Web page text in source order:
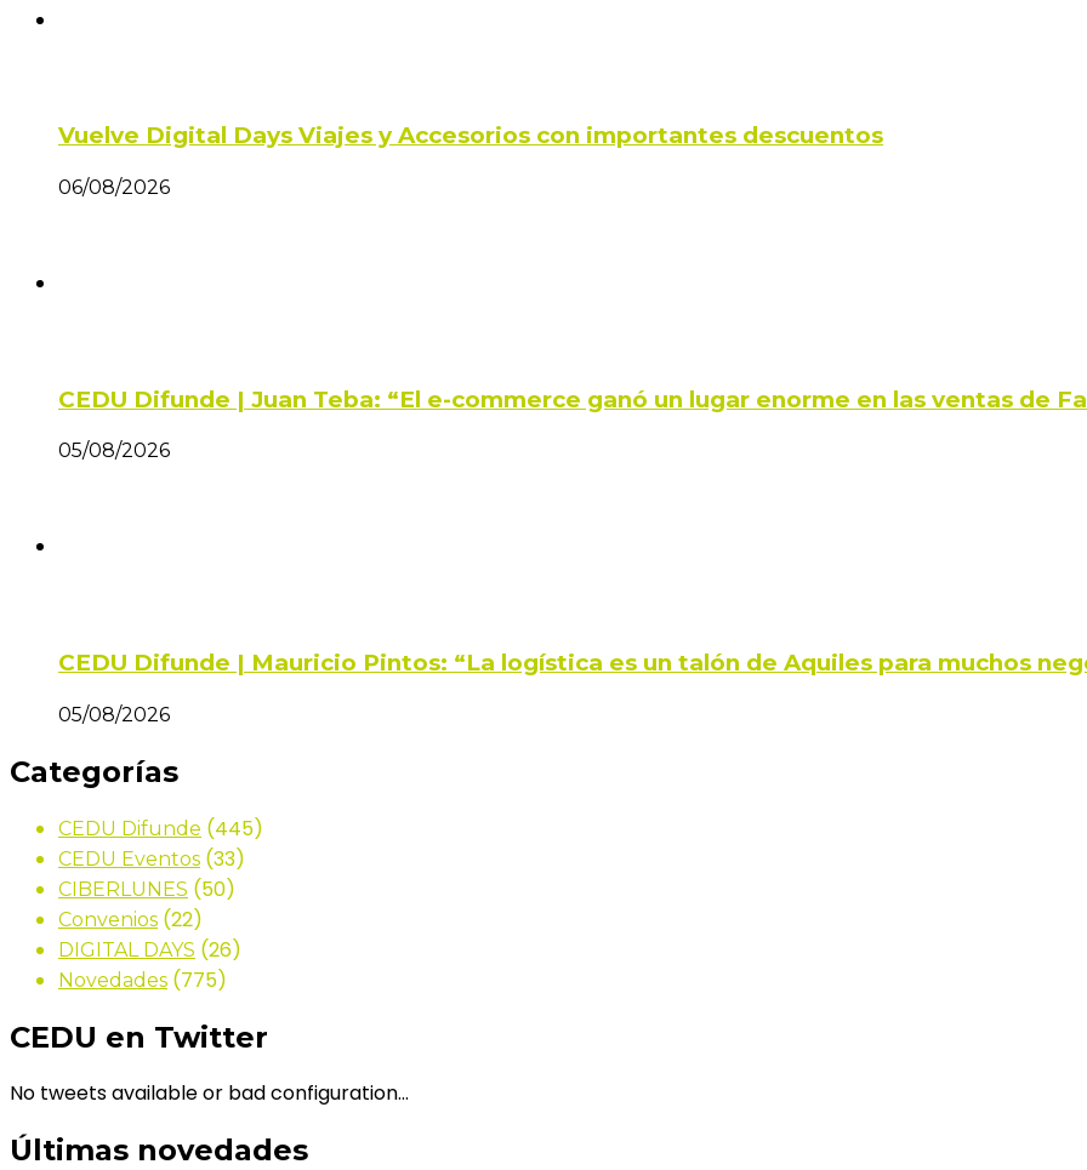
Vuelve Digital Days Viajes y Accesorios con importantes descuentos
06/08/2026
CEDU Difunde | Juan Teba: “El e-commerce ganó un lugar enorme en las ventas de
05/08/2026
CEDU Difunde | Mauricio Pintos: “La logística es un talón de Aquiles para muchos
05/08/2026
Categorías
CEDU Difunde (445)
CEDU Eventos (33)
CIBERLUNES (50)
Convenios (22)
DIGITAL DAYS (26)
Novedades (775)
CEDU en Twitter
No tweets available or bad configuration...
Últimas novedades